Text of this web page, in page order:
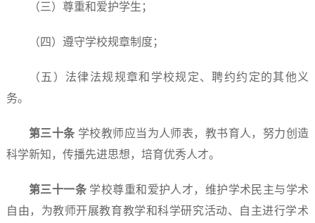
（三）尊重和爱护学生；
（四）遵守学校规章制度；
（五）法律法规规章和学校规定、聘约约定的其他义
务。
第三十条 学校教师应当为人师表，教书育人，努力创造
科学新知，传播先进思想，培育优秀人才。
第三十一条 学校尊重和爱护人才，维护学术民主与学术
自由，为教师开展教育教学和科学研究活动、自主进行学术